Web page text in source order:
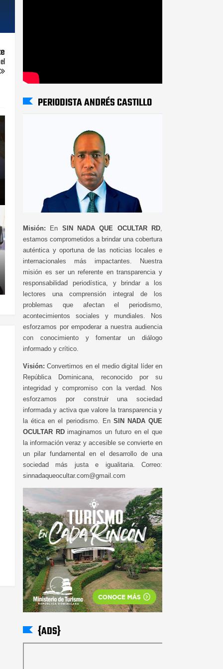
PERIODISTA ANDRÉS CASTILLO
Misión: En SIN NADA QUE OCULTAR RD
estamos comprometidos a brindar una cobertura
auténtica y oportuna de las noticias locales e
internacionales más impactantes. Nuestra
misión es ser un referente en transparencia y
responsabilidad periodística, y brindar a los
lectores una comprensión integral de los
problemas que afectan el periodismo,
acontecimientos sociales y mundiales. Nos
esforzamos por empoderar a nuestra audiencia
con conocimiento y fomentar un diálogo
informado y crítico.
Visión: Convertirnos en el medio digital líder en
República Dominicana, reconocido por su
integridad y compromiso con la verdad. Nos
esforzamos por construir una sociedad
informada y activa que valore la transparencia y
la ética en el periodismo. En SIN NADA QUE
OCULTAR RDimaginamos un futuro en el que
la información veraz y accesible se convierte en
un pilar fundamental en el desarrollo de una
sociedad más justa e igualitaria. Correo:
sinnadaqueocultar.com@gmail.com
{ADS}